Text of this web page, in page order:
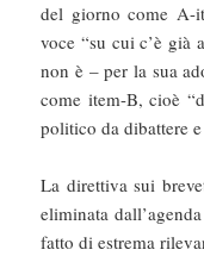
del giorno come A-
voce “su cui c’è già
non è – per la sua
come item-B, cioè
politico da dibattere
La direttiva sui
eliminata
fatto di estrema